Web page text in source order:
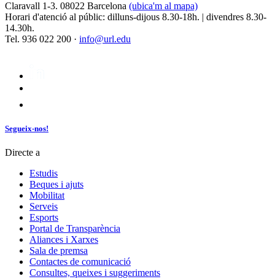
Claravall 1-3. 08022 Barcelona (ubica'm al mapa)
Horari d'atenció al públic: dilluns-dijous 8.30-18h. | divendres 8.30-
14.30h.
Tel. 936 022 200 · info@url.edu
Segueix-nos!
Directe a
Estudis
Beques i ajuts
Mobilitat
Serveis
Esports
Portal de Transparència
Aliances i Xarxes
Sala de premsa
Contactes de comunicació
Consultes, queixes i suggeriments